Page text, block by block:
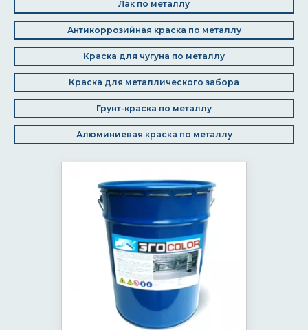
Лак по металлу
Антикоррозийная краска по металлу
Краска для чугуна по металлу
Краска для металлического забора
Грунт-краска по металлу
Алюминиевая краска по металлу